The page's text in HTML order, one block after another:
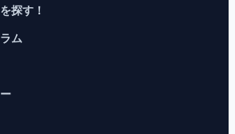
探す！
ム